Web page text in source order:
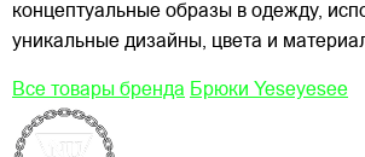
концептуальные образы в одежду,
уникальные дизайны, цвета и
Все товары бренда Брюки Yeseyesee